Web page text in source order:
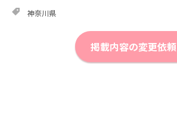
神奈川県
掲載内容の変更依頼